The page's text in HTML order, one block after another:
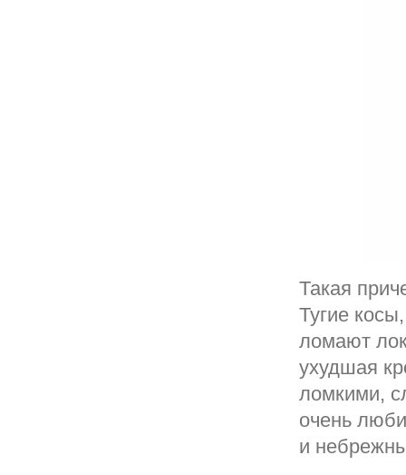
Такая
Тугие
ломают
ухудшая
ломкими,
очень
и